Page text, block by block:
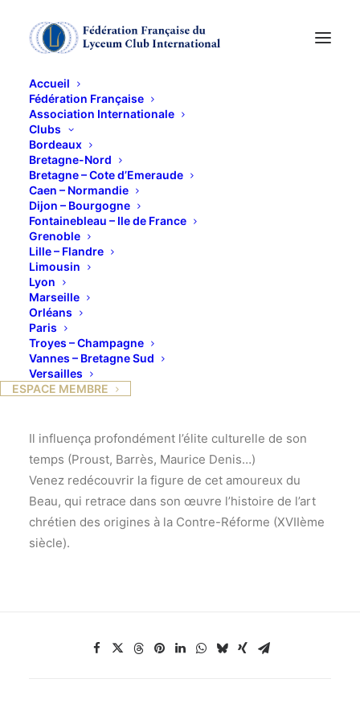
Accueil
Fédération Française
Association Internationale
Clubs
Bordeaux
Bretagne-Nord
Bretagne – Cote d’Emeraude
Caen – Normandie
Dijon – Bourgogne
Fontainebleau – Ile de France
Grenoble
Lille – Flandre
Limousin
Lyon
Marseille
Orléans
Paris
Troyes – Champagne
Vannes – Bretagne Sud
Versailles
ESPACE MEMBRE
Bring café gourmand
« Haydn et Mozart:
une si belle amitié »
Fondateur de l’iconographie religieuse et chantre
des cathédrales françaises, l’historien d’art Emile
Mâle (1862-1954) fut à la fois académicien,
Il influença profondément l’élite culturelle de son
temps (Proust, Barrès, Maurice Denis…)
Venez redécouvrir la figure de cet amoureux du
Beau, qui retrace dans son œuvre l’histoire de l’art
chrétien des origines à la Contre-Réforme (XVIIème
siècle).